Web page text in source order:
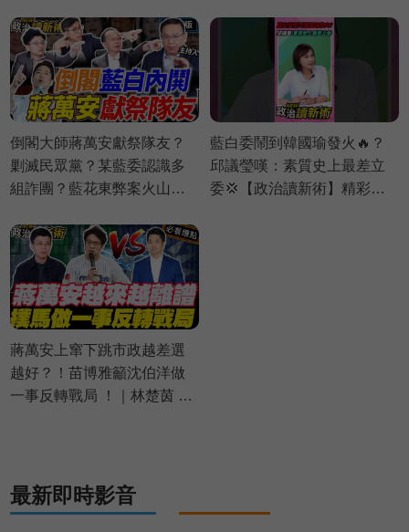
倒閣大師蔣萬安獻祭隊友？
剿滅民眾黨？某藍委認識多
組詐團？藍花東弊案火山爆
佳濱 【政治讀新術】完整版
20260730
藍白委鬧到韓國瑜發火🔥？
邱議瑩嘆：素質史上最差立
委💢【政治讀新術】精彩速
蔣萬安上窜下跳市政越差選
越好？！苗博雅籲沈伯洋做
一事反轉戰局 ！｜林楚茵 周
最新即時影音